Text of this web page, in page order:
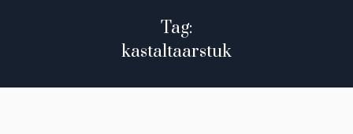
Tag:
kastaltaarstuk